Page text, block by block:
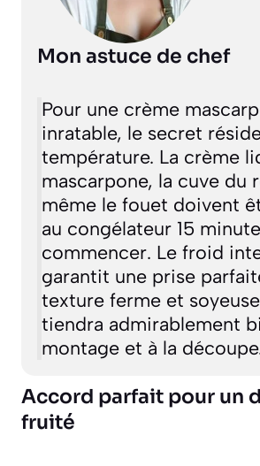
Mon astuce de chef
Pour une crème
inratable, le secret
température. La crème
mascarpone, la cuve du
même le fouet doivent
au congélateur 15
commencer. Le froid
garantit une prise
texture ferme et
tiendra admirablement
montage et à la
Accord parfait pour un
fruité